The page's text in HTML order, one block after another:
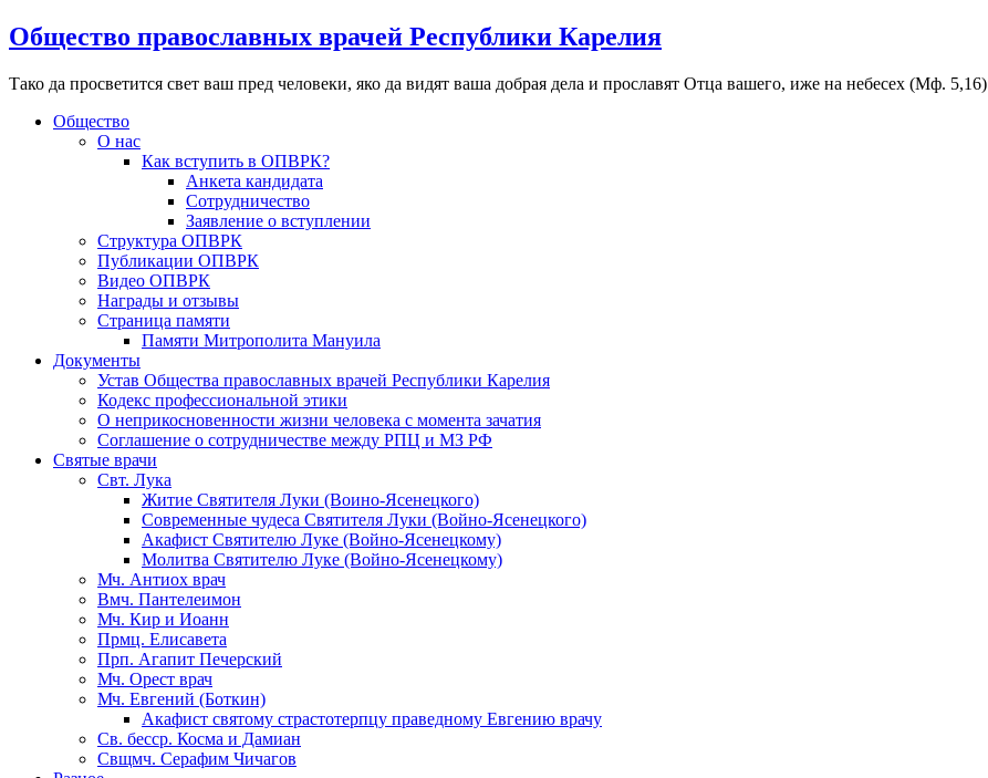
Общество православных врачей Республики Карелия
Тако да просветится свет ваш пред человеки, яко да видят ваша добрая дела и прославят Отца вашего, иже на небесех (Мф. 5,16)
Общество
О нас
Как вступить в ОПВРК?
Анкета кандидата
Сотрудничество
Заявление о вступлении
Структура ОПВРК
Публикации ОПВРК
Видео ОПВРК
Награды и отзывы
Страница памяти
Памяти Митрополита Мануила
Документы
Устав Общества православных врачей Республики Карелия
Кодекс профессиональной этики
О неприкосновенности жизни человека с момента зачатия
Соглашение о сотрудничестве между РПЦ и МЗ РФ
Святые врачи
Свт. Лука
Житие Святителя Луки (Воино-Ясенецкого)
Современные чудеса Святителя Луки (Войно-Ясенецкого)
Акафист Святителю Луке (Войно-Ясенецкому)
Молитва Святителю Луке (Войно-Ясенецкому)
Мч. Антиох врач
Вмч. Пантелеимон
Мч. Кир и Иоанн
Прмц. Елисавета
Прп. Агапит Печерский
Мч. Орест врач
Мч. Евгений (Боткин)
Акафист святому страстотерпцу праведному Евгению врачу
Св. бесср. Косма и Дамиан
Свщмч. Серафим Чичагов